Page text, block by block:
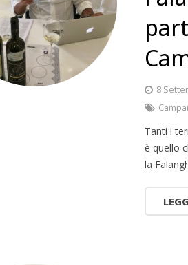
8
Tanti i
è quello
la